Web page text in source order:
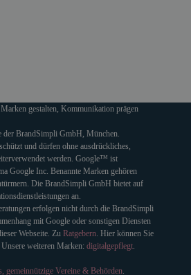
gestalten, Kommunikation prägen
BrandSimpli GmbH, München.
und dürfen ohne ausdrückliches,
werden. Google™ ist
Google Inc. Benannte Marken gehören
Die BrandSimpli GmbH bietet auf
an.
erfolgen nicht durch die BrandSimpli
mit Google oder sonstigen Diensten
Webseite. Zu Ratgebern . Hier können Sie
weiteren Marken: digitalgepflegt
gemeinnützige Vereine & Behörden